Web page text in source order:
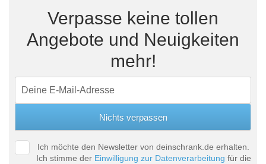
Verpasse keine tollen
Angebote und Neuigkeiten
mehr!
Ich möchte den Newsletter von deinschrank.de erhalten.
Ich stimme der Einwilligung zur Datenverarbeitung für die